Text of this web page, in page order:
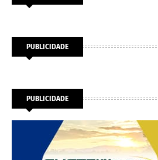
PUBLICIDADE
PUBLICIDADE